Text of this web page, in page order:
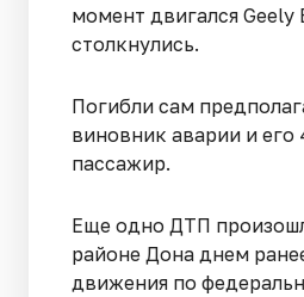
момент двигался
столкнулись.
Погибли сам
виновник аварии и его
пассажир.
Еще одно ДТП
районе Дона днем
движения по